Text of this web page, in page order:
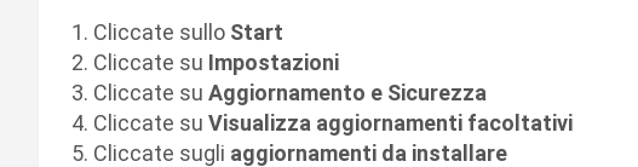
Cliccate sullo Start
Cliccate su Impostazioni
Cliccate su Aggiornamento e Sicurezza
Cliccate su Visualizza aggiornamenti facoltativi
Cliccate sugli aggiornamenti da installare